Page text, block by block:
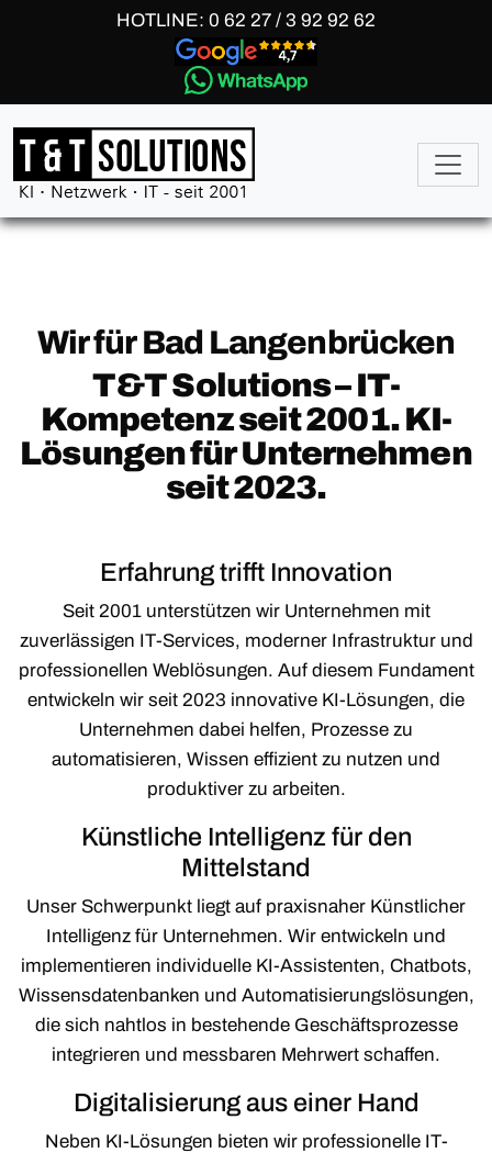
HOTLINE: 0 62 27 / 3 92 92 62
Wir für Bad Langenbrücken
T&T Solutions – IT-
Kompetenz seit 2001. KI-
Lösungen für Unternehmen
seit 2023.
Erfahrung trifft Innovation
Seit 2001 unterstützen wir Unternehmen mit
zuverlässigen IT-Services, moderner Infrastruktur und
professionellen Weblösungen. Auf diesem Fundament
entwickeln wir seit 2023 innovative KI-Lösungen, die
Unternehmen dabei helfen, Prozesse zu
automatisieren, Wissen effizient zu nutzen und
produktiver zu arbeiten.
Künstliche Intelligenz für den
Mittelstand
Unser Schwerpunkt liegt auf praxisnaher Künstlicher
Intelligenz für Unternehmen. Wir entwickeln und
implementieren individuelle KI-Assistenten, Chatbots,
Wissensdatenbanken und Automatisierungslösungen,
die sich nahtlos in bestehende Geschäftsprozesse
integrieren und messbaren Mehrwert schaffen.
Digitalisierung aus einer Hand
Neben KI-Lösungen bieten wir professionelle IT-